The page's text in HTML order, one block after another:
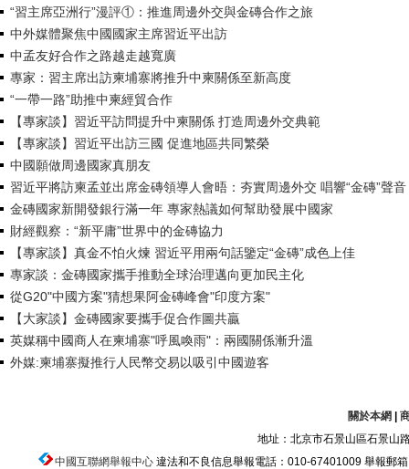
“習主席亞洲行”漫評①：推進周邊外交與金磚合作之旅
中外媒體聚焦中國國家主席習近平出訪
中孟友好合作之路越走越寬廣
專家：習主席出訪柬埔寨將推升中柬關係至新高度
“一帶一路”助推中柬經貿合作
【專家談】習近平訪問提升中柬關係 打造周邊外交典範
【專家談】習近平出訪三國 促進地區共同繁榮
中國願做周邊國家真朋友
習近平將訪柬孟並出席金磚領導人會晤：夯實周邊外交 唱響“金磚”聲音
金磚國家新開發銀行滿一年 專家熱議如何幫助發展中國家
財經觀察：“新平庸”世界中的金磚協力
【專家談】真金不怕火煉 習近平用兩句話鑒定“金磚”成色上佳
專家談：金磚國家攜手推動全球治理邁向更加民主化
從G20"中國方案"猜想果阿金磚峰會"印度方案"
【大家談】金磚國家要攜手促合作圖共贏
英媒稱中國商人在柬埔寨"呼風喚雨"：兩國關係漸升溫
外媒:柬埔寨擬推行人民幣交易以吸引中國遊客
關於本網
地址：北京市石景山區石景山
中國互聯網舉報中心違法和不良信息舉報電話：010-67401009 舉報郵